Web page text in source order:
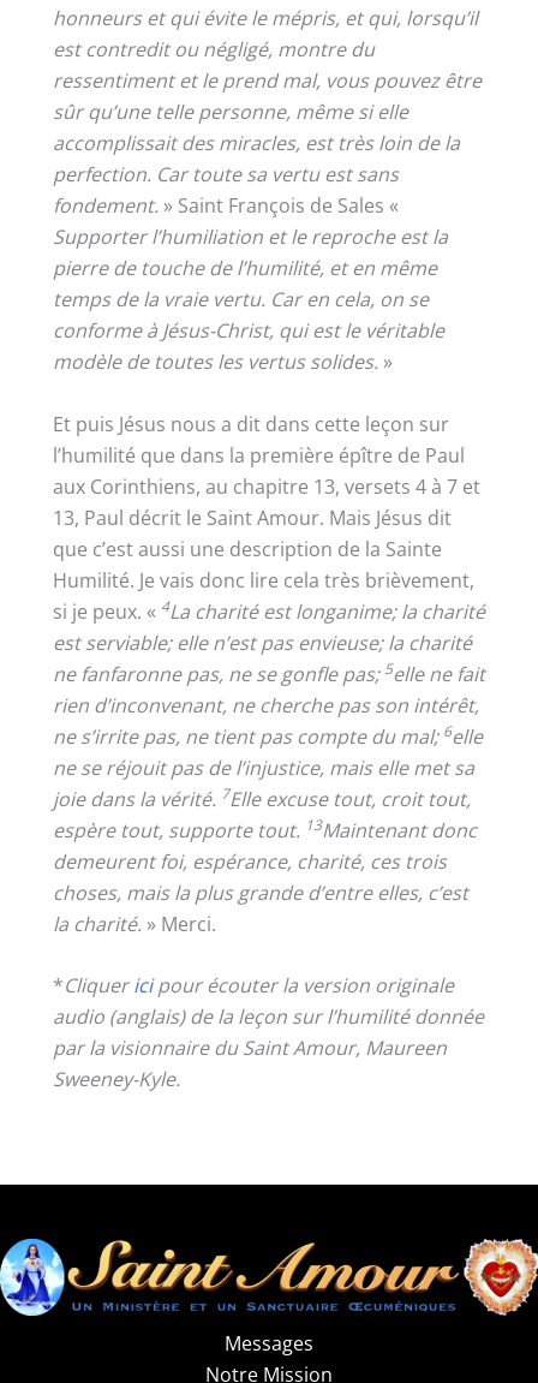
honneurs et qui évite le mépris, et qui, lorsqu’il
est contredit ou négligé, montre du
ressentiment et le prend mal, vous pouvez être
sûr qu’une telle personne, même si elle
accomplissait des miracles, est très loin de la
perfection. Car toute sa vertu est sans
fondement. » Saint François de Sales «
Supporter l’humiliation et le reproche est la
pierre de touche de l’humilité, et en même
temps de la vraie vertu. Car en cela, on se
conforme à Jésus-Christ, qui est le véritable
modèle de toutes les vertus solides. »
Et puis Jésus nous a dit dans cette leçon sur
l’humilité que dans la première épître de Paul
aux Corinthiens, au chapitre 13, versets 4 à 7 et
13, Paul décrit le Saint Amour. Mais Jésus dit
que c’est aussi une description de la Sainte
Humilité. Je vais donc lire cela très brièvement,
si je peux. « 4La charité est longanime; la charité
est serviable; elle n’est pas envieuse; la charité
ne fanfaronne pas, ne se gonfle pas; 5elle ne fait
rien d’inconvenant, ne cherche pas son intérêt,
ne s’irrite pas, ne tient pas compte du mal; 6elle
ne se réjouit pas de l’injustice, mais elle met sa
joie dans la vérité. 7Elle excuse tout, croit tout,
espère tout, supporte tout. 13Maintenant donc
demeurent foi, espérance, charité, ces trois
choses, mais la plus grande d’entre elles, c’est
la charité. » Merci.
*Cliquericipour écouter la version originale
audio (anglais) de la leçon sur l’humilité donnée
par la visionnaire du Saint Amour, Maureen
Sweeney-Kyle.
Messages
Notre Mission